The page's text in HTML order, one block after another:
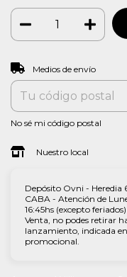
Entregas para el CP:
Medios de envío
No sé mi código postal
Nuestro local
Depósito Ovni - Heredia
CABA - Atención de
16:45hs (excepto
Venta, no podes retirar
lanzamiento, indicada
promocional.